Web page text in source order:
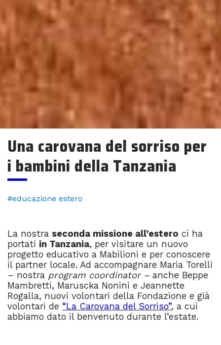
Una carovana del sorriso per
i bambini della Tanzania
#educazione estero
La nostra seconda missione all’estero ci ha
portati in Tanzania, per visitare un nuovo
progetto educativo a Mabilioni e per conoscere
il partner locale. Ad accompagnare Maria Torelli
– nostra program coordinator – anche Beppe
Mambretti, Maruscka Nonini e Jeannette
Rogalla, nuovi volontari della Fondazione e già
volontari de “La Carovana del Sorriso”, a cui
abbiamo dato il benvenuto durante l’estate.